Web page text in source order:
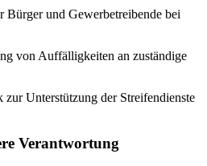
Bürger und Gewerbetreibende bei
von Auffälligkeiten an zuständige
zur Unterstützung der Streifendienste
Verantwortung